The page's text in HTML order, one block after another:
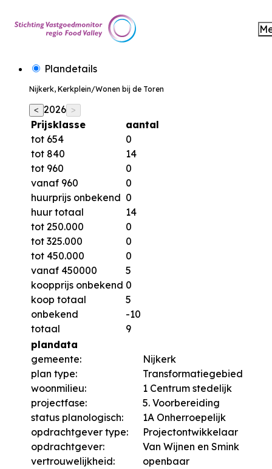
Plandetails
Nijkerk, Kerkplein/Wonen bij de Toren
< 2026 >
Prijsklasse
aantal
tot 654
0
tot 840
14
tot 960
0
vanaf 960
0
huurprijs onbekend 0
huur totaal
14
tot 250.000
0
tot 325.000
0
tot 450.000
0
vanaf 450000
5
koopprijs onbekend 0
koop totaal
5
onbekend
-10
totaal
9
plandata
gemeente:
Nijkerk
plan type:
Transformatiegebied
woonmilieu:
1 Centrum stedelijk
projectfase:
5. Voorbereiding
status planologisch:
1A Onherroepelijk
opdrachtgever type:
Projectontwikkelaar
opdrachtgever:
Van Wijnen en Smink
vertrouwelijkheid:
openbaar